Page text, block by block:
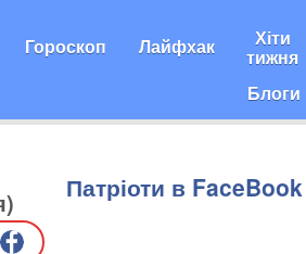
Гороскоп Лайфхак Хіти
тижня
Блоги
Патріоти в FaceBook